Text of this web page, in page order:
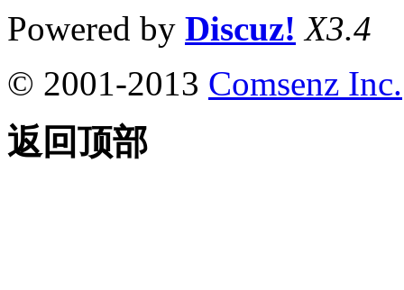
Powered by Discuz! X3.4
© 2001-2013 Comsenz Inc.
返回顶部